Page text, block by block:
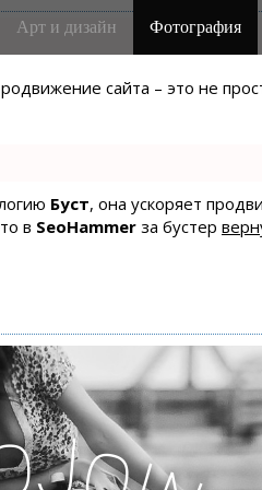
сайта – это не
Буст, она ускоряет
в SeoHammer за бустер
Арт и дизайн Фотография
J